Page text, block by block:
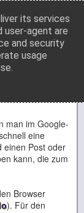
its services
user-agent are
and security
usage
man im Google-
eine
einen Post oder
kann, die zum
Browser
). Für den